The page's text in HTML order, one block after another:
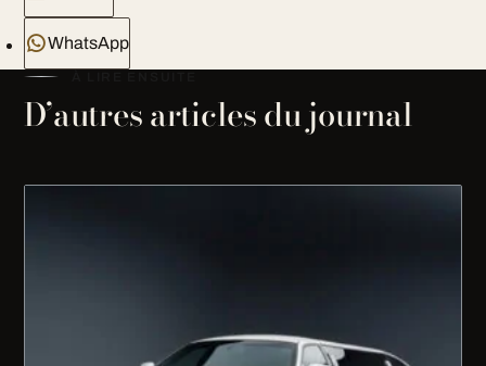
WhatsApp
D’autres articles du journal